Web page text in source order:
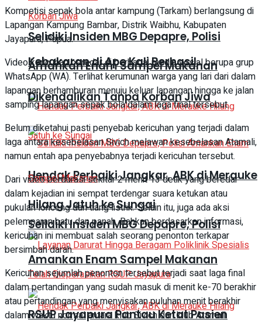
Selidiki Insiden MBG Depapre, Polisi
Amankan Enam Sampel Makanan
Hendak Perbaiki Jangkar, ABK di Merauke
Hilang Jatuh ke Sungai
RSUP Jayapura Pantau Ketat Pasien
Kebakaran di Apo Kali Berhasil
Dikendalikan Tanpa Korban Jiwa
Selidiki Insiden MBG Depapre, Polisi
Amankan Enam Sampel Makanan
Kompetisi sepak bola antar kampung (Tarkam) berlangsung di
Lapangan Kampung Bambar, Distrik Waibhu, Kabupaten
Jayapura, Papua.
Video kericuhan beredar di berbagai media sosial berupa grup
WhatsApp (WA). Terlihat kerumunan warga yang lari dari dalam
lapangan berhamburan menuju keluar lapangan hingga ke jalan
samping lapangan sepak bola dalam laga final tersebut.
Belum diketahui pasti penyebab kericuhan yang terjadi dalam
laga antara kesebelasan Sivich melawan kesebelasan Atamali,
namun entah apa penyebabnya terjadi kericuhan tersebut.
Dari video berdurasi sekitar 2 menit 13 detik yang beredar
dalam kejadian ini sempat terdengar suara ketukan atau
pukulan lonceng dari tiang listrik. Selain itu, juga ada aksi
pelemparan batu dan panah. Bahkan berdasarkan informasi,
kericuhan ini membuat salah seorang penonton terkapar
bersimbah darah.
Kericuhan sejumlah penonton tersebut terjadi saat laga final
dalam pertandingan yang sudah masuk di menit ke-70 berakhir
atau pertandingan yang menyisakan puluhan menit berakhir
dalam waktu normal antara klub Sivich dan klub Atamali.